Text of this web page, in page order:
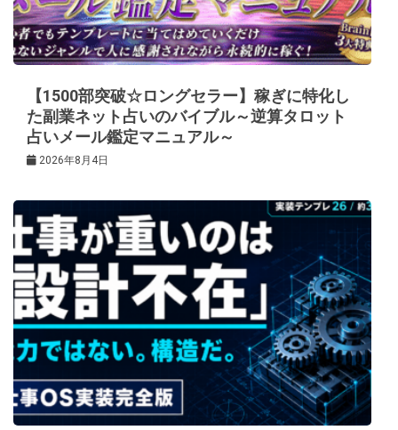
【1500部突破☆ロングセラー】稼ぎに特化し
た副業ネット占いのバイブル～逆算タロット
占いメール鑑定マニュアル～
2026年8月4日